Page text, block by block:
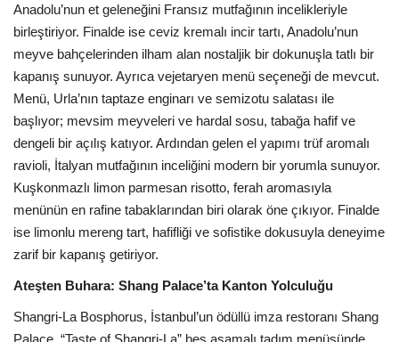
Anadolu’nun et geleneğini Fransız mutfağının incelikleriyle
birleştiriyor. Finalde ise ceviz kremalı incir tartı, Anadolu’nun
meyve bahçelerinden ilham alan nostaljik bir dokunuşla tatlı bir
kapanış sunuyor. Ayrıca vejetaryen menü seçeneği de mevcut.
Menü, Urla’nın taptaze enginarı ve semizotu salatası ile
başlıyor; mevsim meyveleri ve hardal sosu, tabağa hafif ve
dengeli bir açılış katıyor. Ardından gelen el yapımı trüf aromalı
ravioli, İtalyan mutfağının inceliğini modern bir yorumla sunuyor.
Kuşkonmazlı limon parmesan risotto, ferah aromasıyla
menünün en rafine tabaklarından biri olarak öne çıkıyor. Finalde
ise limonlu mereng tart, hafifliği ve sofistike dokusuyla deneyime
zarif bir kapanış getiriyor.
Ateşten Buhara: Shang Palace’ta Kanton Yolculuğu
Shangri-La Bosphorus, İstanbul’un ödüllü imza restoranı Shang
Palace, “Taste of Shangri-La” beş aşamalı tadım menüsünde